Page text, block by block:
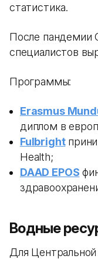
статистика.
После пандемии
специалистов
Программы:
Erasmus
диплом в
Fulbright
Health;
DAAD EPOS
Водные
Для